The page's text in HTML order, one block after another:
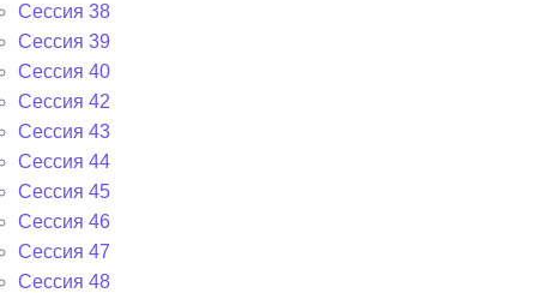
Сессия 38
Сессия 39
Сессия 40
Сессия 42
Сессия 43
Сессия 44
Сессия 45
Сессия 46
Сессия 47
Сессия 48